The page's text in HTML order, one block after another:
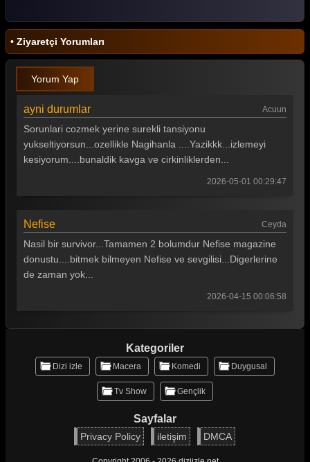
Survivor 2026 52. Bölüm
Survivor 2026 51. Bölüm
Survivor 2026 50. Bölüm
Survivor 2026 49. Bölüm
Survivor 2026 48. Bölüm
Survivor 2026 47. Bölüm
Survivor 2026 44. Bölüm
Survivor 2026 43. Bölüm
Survivor 2026 42. Bölüm
Survivor 2026 40. Bölüm
Survivor 2026 39. Bölüm
Survivor 2026 38. Bölüm
Survivor 2026 37. Bölüm
Survivor 2026 36. Bölüm
• Ziyaretçi Yorumları
Yorum Yap
ayni durumlar Acuun
Sorunlari cozmek yerine surekli tansiyonu
yukseltiyorsun...ozellikle Nagihanla ....Yazikkk...izlemeyi
kesiyorum....bunaldik kavga ve cirkinliklerden...
2026-05-01 00:29:47
Nefise Ceyda
Nasil bir survivor...Tamamen 2 bolumdur Nefise magazine
donustu....bitmek bilmeyen Nefise ve sevgilisi...Digerlerine
de zaman yok...
2026-04-15 00:06:58
Kategoriler
Dizi izle Macera Komedi Duygusal
Tv Show Gençlik
Sayfalar
Privacy Policy iletişim DMCA